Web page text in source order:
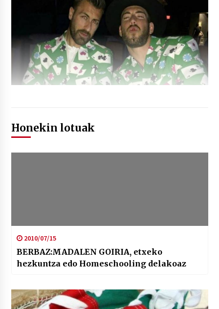
Honekin lotuak
2010/07/15
BERBAZ:MADALEN GOIRIA, etxeko
hezkuntza edo Homeschooling delakoaz